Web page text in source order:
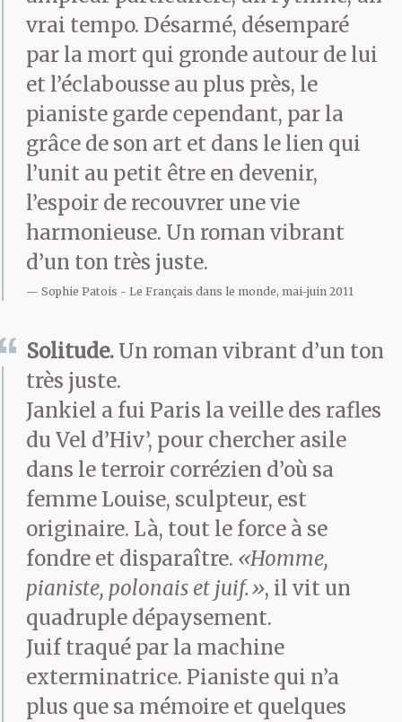
vrai tempo. Désarmé, désemparé
par la mort qui gronde autour de lui
et l’éclabousse au plus près, le
pianiste garde cependant, par la
grâce de son art et dans le lien qui
l’unit au petit être en devenir,
l’espoir de recouvrer une vie
harmonieuse. Un roman vibrant
d’un ton très juste.
Sophie Patois Le Français dans le monde, mai-juin 2011
Solitude. Un roman vibrant d’un ton
très juste.
Jankiel a fui Paris la veille des rafles
du Vel d’Hiv’, pour chercher asile
dans le terroir corrézien d’où sa
femme Louise, sculpteur, est
originaire. Là, tout le force à se
fondre et disparaître. «Homme,
pianiste, polonais et juif.», il vit un
quadruple dépaysement.
Juif traqué par la machine
exterminatrice. Pianiste qui n’a
plus que sa mémoire et quelques